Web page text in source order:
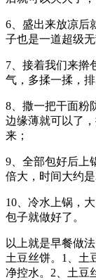
6、盛出来放凉后
子也是一道超级无
7、接着我们来擀
气，多揉一揉，
8、撒一把干面粉
边缘薄就可以了
来；
9、全部包好后上
倍大，时间大约是
10、冷水上锅，
包子就做好了。
以上就是早餐做
土豆丝饼。1、土
净控水。2、土豆